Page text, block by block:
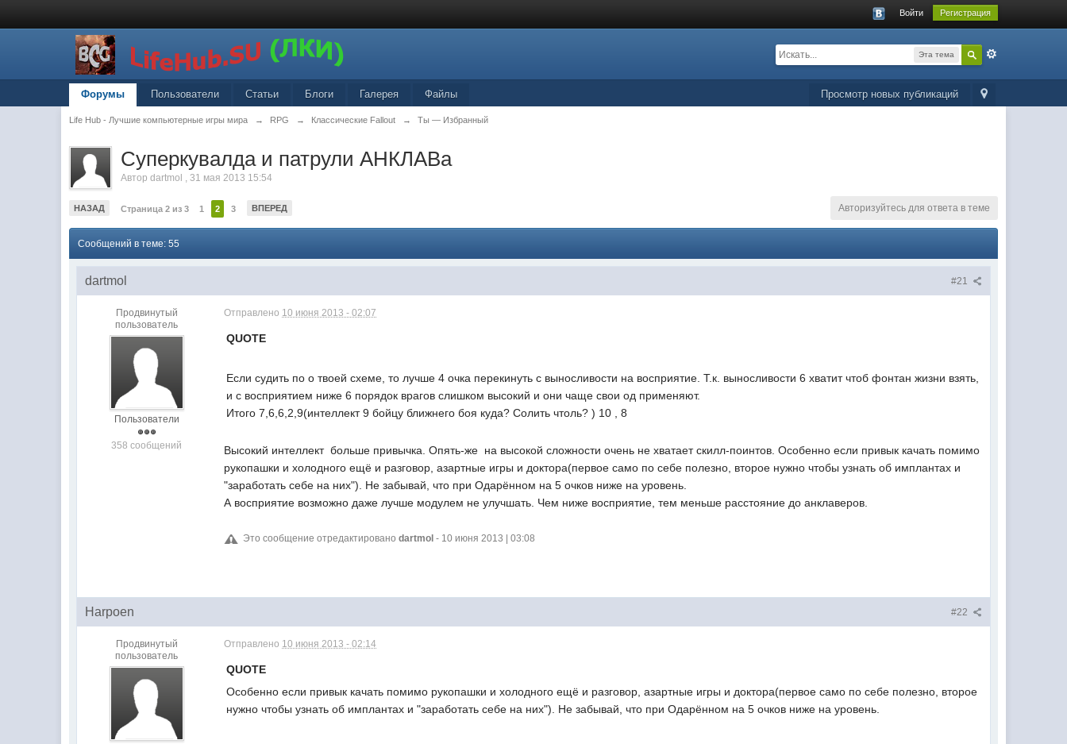
Войти Регистрация
Эта тема
Просмотр новых публикаций
Форумы Пользователи Статьи Блоги Галерея Файлы
Life Hub - Лучшие компьютерные игры мира → RPG → Классические Fallout → Ты — Избранный
Суперкувалда и патрули АНКЛАВа
Авторdartmol ,31 мая 2013 15:54
НАЗАД Страница 2 из 3 1 2 3 ВПЕРЕД Авторизуйтесь для ответа в теме
Сообщений в теме: 55
#21
dartmol
Продвинутый
пользователь
Пользователи
358 сообщений
Отправлено 10 июня 2013 - 02:07
QUOTE
Если судить по о твоей схеме, то лучше 4 очка перекинуть с выносливости на восприятие. Т.к. выносливости 6 хватит чтоб фонтан жизни взять,
и с восприятием ниже 6 порядок врагов слишком высокий и они чаще свои од применяют.
Итого 7,6,6,2,9(интеллект 9 бойцу ближнего боя куда? Солить чтоль? ) 10 , 8
Высокий интеллект  больше привычка. Опять-же  на высокой сложности очень не хватает скилл-поинтов. Особенно если привык качать помимо
рукопашки и холодного ещё и разговор, азартные игры и доктора(первое само по себе полезно, второе нужно чтобы узнать об имплантах и
"заработать себе на них"). Не забывай, что при Одарённом на 5 очков ниже на уровень.
А восприятие возможно даже лучше модулем не улучшать. Чем ниже восприятие, тем меньше расстояние до анклаверов.
Это сообщение отредактированоdartmol - 10 июня 2013 | 03:08
#22
Harpoen
Продвинутый
пользователь
Отправлено 10 июня 2013 - 02:14
QUOTE
Особенно если привык качать помимо рукопашки и холодного ещё и разговор, азартные игры и доктора(первое само по себе полезно, второе
нужно чтобы узнать об имплантах и "заработать себе на них"). Не забывай, что при Одарённом на 5 очков ниже на уровень.